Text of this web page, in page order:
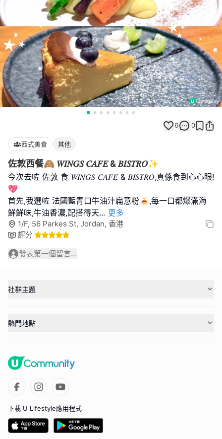
6 0
西式美食 其他
佐敦西餐🙈 𝑊𝐼𝑁𝐺𝑆 𝐶𝐴𝐹𝐸 & 𝐵𝐼𝑆𝑇𝑅𝑂✨
今次去咗 佐敦 食 𝑊𝐼𝑁𝐺𝑆 𝐶𝐴𝐹𝐸 & 𝐵𝐼𝑆𝑇𝑅𝑂,真係食到心心眼!
💖
首先,我選咗 法國藍青口牛油汁扁意粉🍝,每一口都爆滿海
鮮鮮味,牛油香濃,配搭得天... 更多
1/F, 56 Parkes St, Jordan, 香港
評分
發表第一個留言...
社群主題
熱門地點
下載 U Lifestyle應用程式